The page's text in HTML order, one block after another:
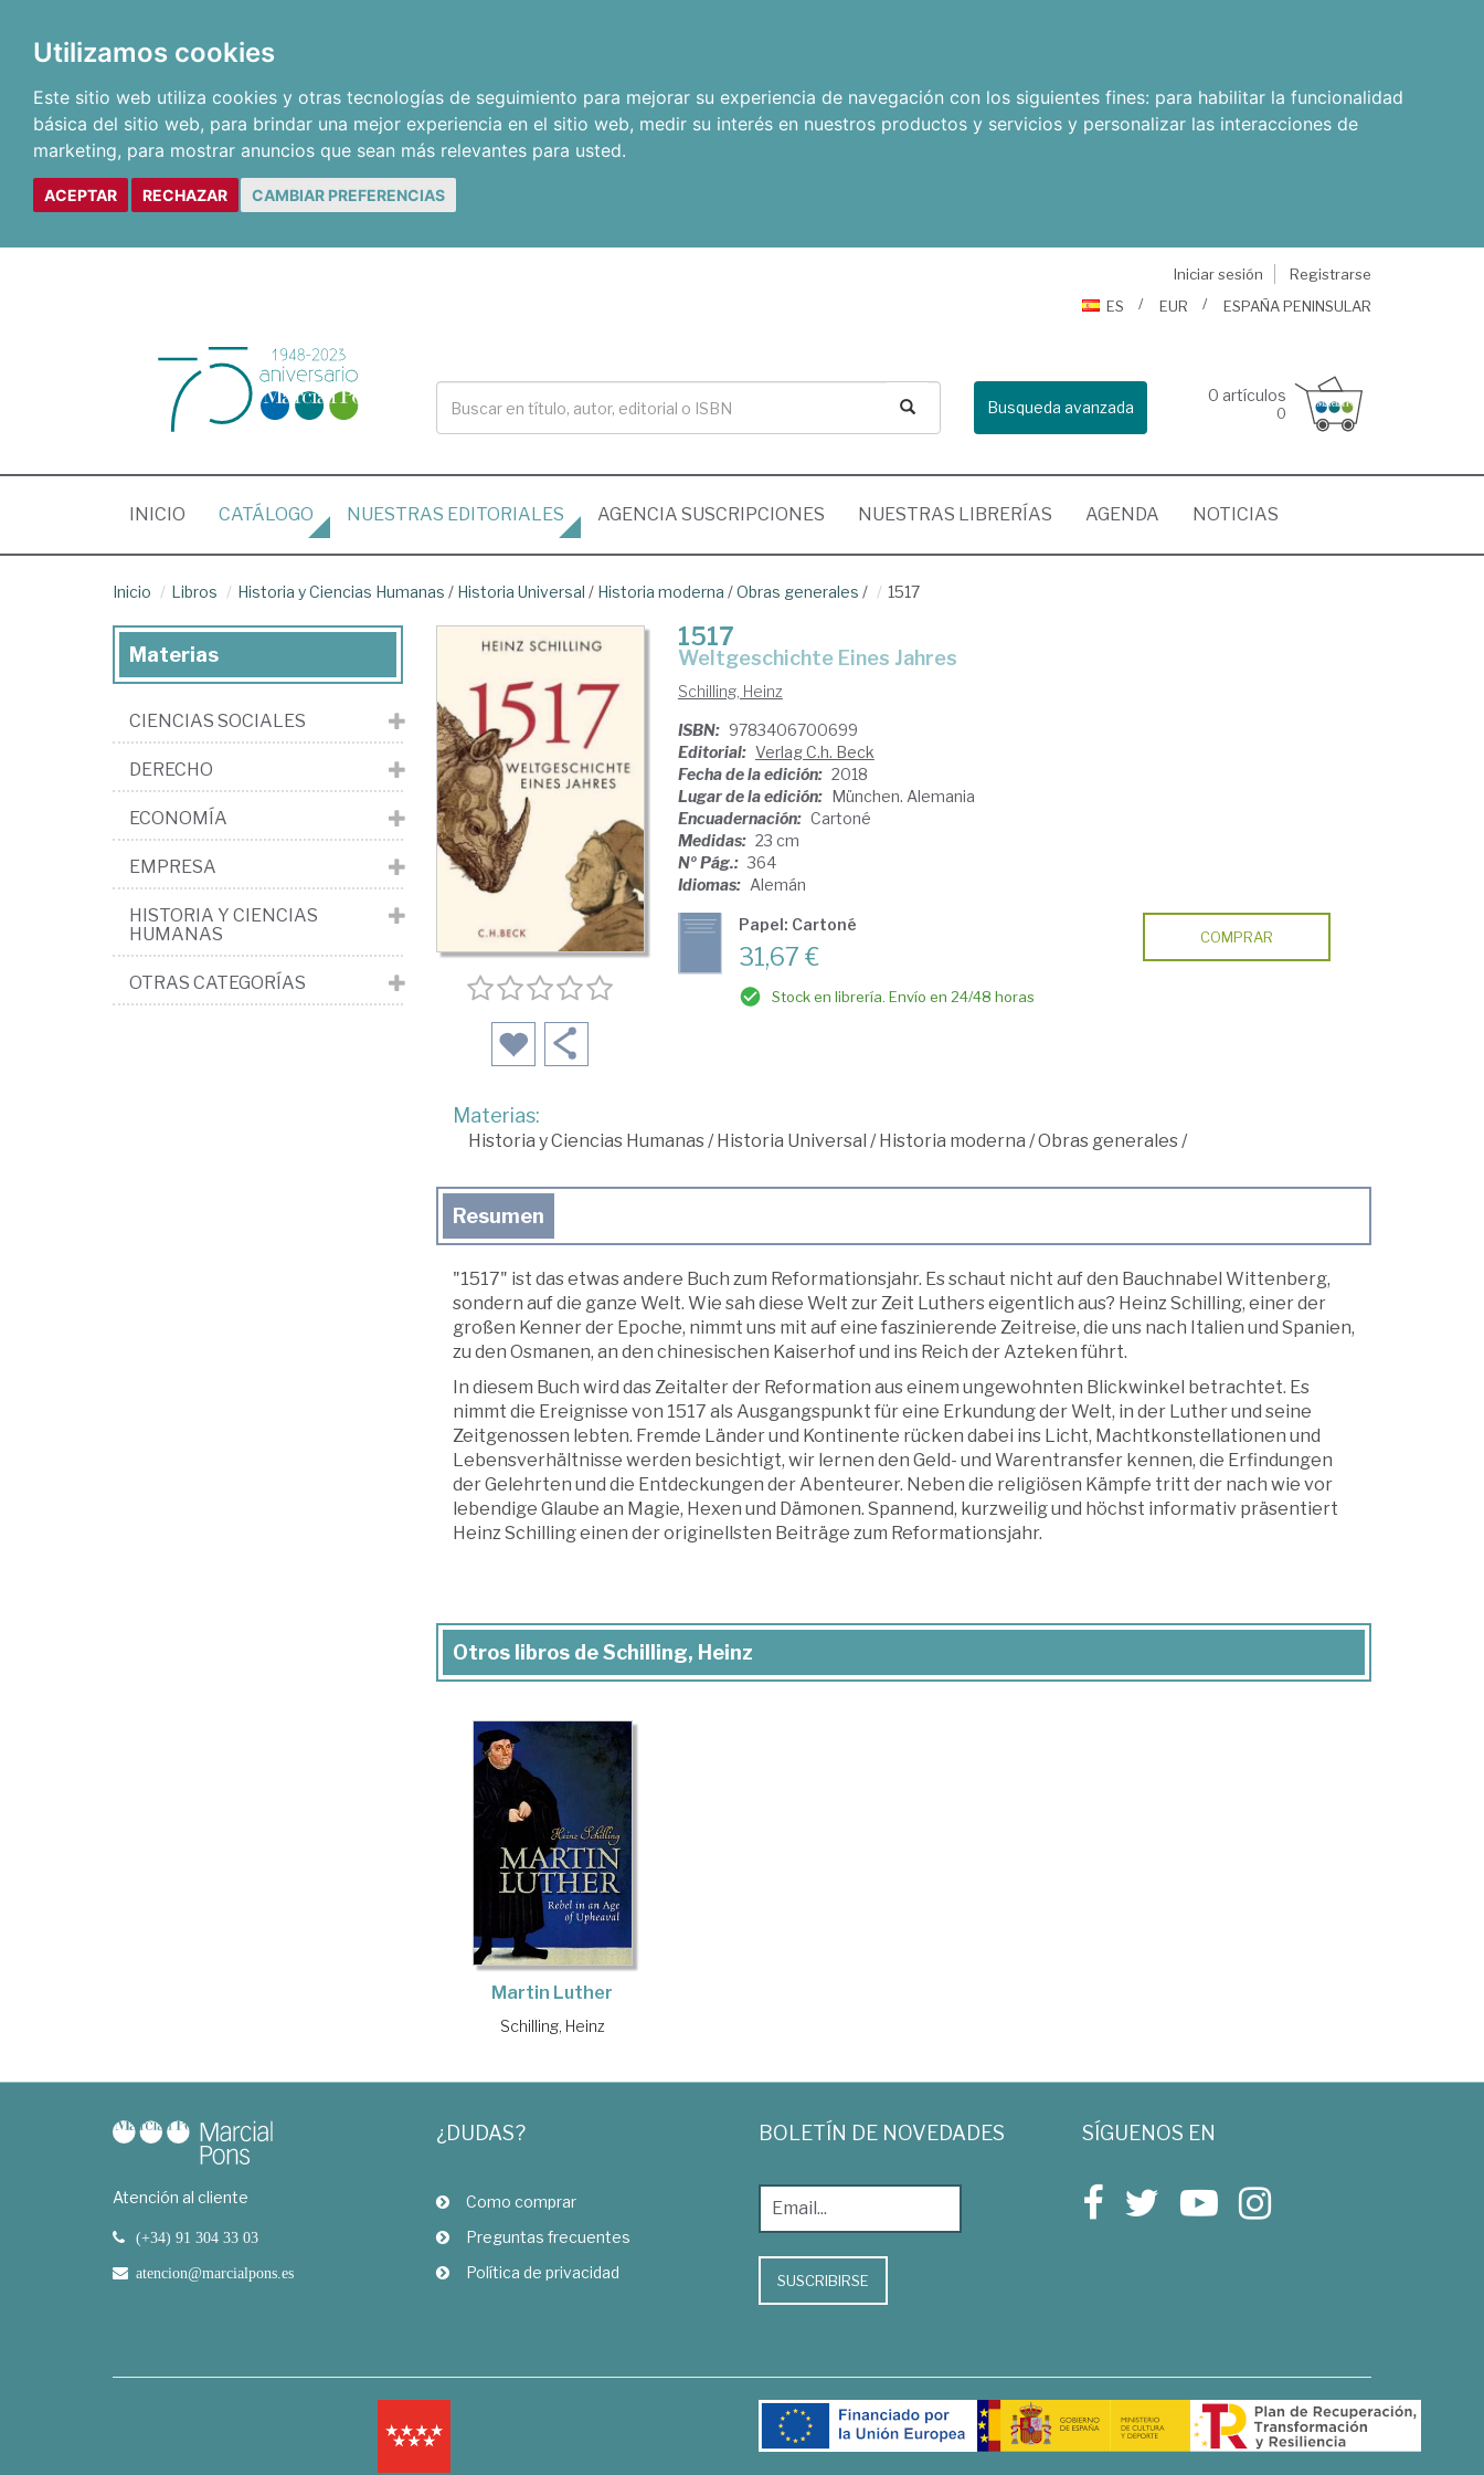
Utilizamos cookies
Este sitio web utiliza cookies y otras tecnologías de seguimiento para mejorar su experiencia de navegación con los siguientes fines: para habilitar la funcionalidad
básica del sitio web, para brindar una mejor experiencia en el sitio web, medir su interés en nuestros productos y servicios y personalizar las interacciones de
marketing, para mostrar anuncios que sean más relevantes para usted.
ACEPTAR RECHAZAR CAMBIAR PREFERENCIAS
Iniciar sesión
Registrarse
ES
EUR ESPAÑA PENINSULAR
Busqueda avanzada
0 artículos
0
INICIO (CURRENT)
CATÁLOGO NUESTRAS EDITORIALES AGENCIA SUSCRIPCIONES NUESTRAS LIBRERÍAS AGENDA NOTICIAS
Inicio Libros Historia y Ciencias Humanas / Historia Universal / Historia moderna /Obras generales / 1517
1517
Weltgeschichte Eines Jahres
Schilling, Heinz
ISBN: 9783406700699
Editorial: Verlag C.h. Beck
Fecha de la edición: 2018
Lugar de la edición: München. Alemania
Encuadernación: Cartoné
Medidas: 23 cm
Nº Pág.: 364
Idiomas: Alemán
Papel: Cartoné
31,67 €
Stock en librería. Envío en 24/48 horas
COMPRAR
Materias:
Historia y Ciencias Humanas/Historia Universal /Historia moderna /Obras generales/
Resumen
"1517" ist das etwas andere Buch zum Reformationsjahr. Es schaut nicht auf den Bauchnabel Wittenberg,
sondern auf die ganze Welt. Wie sah diese Welt zur Zeit Luthers eigentlich aus? Heinz Schilling, einer der
großen Kenner der Epoche, nimmt uns mit auf eine faszinierende Zeitreise, die uns nach Italien und Spanien,
zu den Osmanen, an den chinesischen Kaiserhof und ins Reich der Azteken führt.
In diesem Buch wird das Zeitalter der Reformation aus einem ungewohnten Blickwinkel betrachtet. Es
nimmt die Ereignisse von 1517 als Ausgangspunkt für eine Erkundung der Welt, in der Luther und seine
Zeitgenossen lebten. Fremde Länder und Kontinente rücken dabei ins Licht, Machtkonstellationen und
Lebensverhältnisse werden besichtigt, wir lernen den Geld- und Warentransfer kennen, die Erfindungen
der Gelehrten und die Entdeckungen der Abenteurer. Neben die religiösen Kämpfe tritt der nach wie vor
lebendige Glaube an Magie, Hexen und Dämonen. Spannend, kurzweilig und höchst informativ präsentiert
Heinz Schilling einen der originellsten Beiträge zum Reformationsjahr.
Otros libros de Schilling, Heinz
Martin Luther
Schilling, Heinz
Materias
CIENCIAS SOCIALES
DERECHO
ECONOMÍA
EMPRESA
HISTORIA Y CIENCIAS
HUMANAS
OTRAS CATEGORÍAS
Atención al cliente
(+34) 91 304 33 03
atencion@marcialpons.es
¿DUDAS?
Como comprar
Preguntas frecuentes
Política de privacidad
BOLETÍN DE NOVEDADES
SUSCRIBIRSE
SÍGUENOS EN